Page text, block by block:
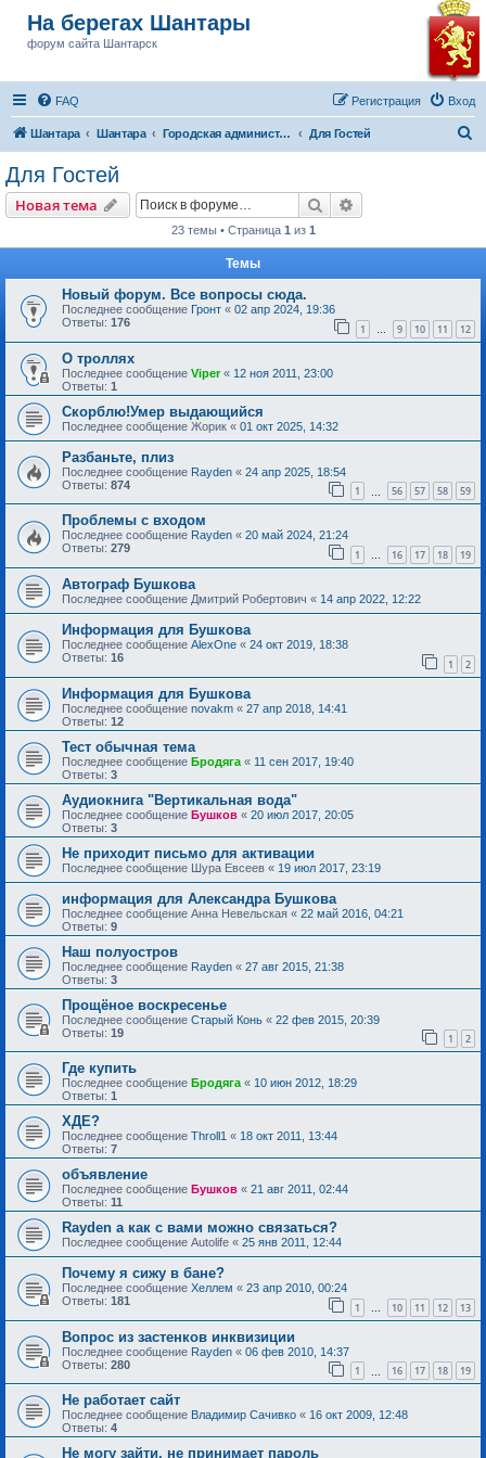
На берегах Шантары
форум сайта Шантарск
FAQ Вход
Регистрация
Шантара Шантара Городская администрация Шантарска Для Гостей
Для Гостей
Новая тема Поиск
23 темы • Страница 1 из 1
Темы
Новый форум. Все вопросы сюда.
Последнее сообщение Гронт « 02 апр 2024, 19:36
Ответы: 176 1 … 9 10 11 12
О троллях
Последнее сообщение Viper« 12 ноя 2011, 23:00
Ответы: 1
Скорблю!Умер выдающийся
Последнее сообщение Жорик « 01 окт 2025, 14:32
Разбаньте, плиз
Последнее сообщение Rayden « 24 апр 2025, 18:54
Ответы: 874 1 56 57 58 59
Проблемы с входом
Последнее сообщение Rayden « 20 май 2024, 21:24
Ответы: 279 1 … 16 17 18 19
Автограф Бушкова
Последнее сообщение Дмитрий Робертович « 14 апр 2022, 12:22
Информация для Бушкова
Последнее сообщение AlexOne « 24 окт 2019, 18:38
Ответы: 16 1 2
Информация для Бушкова
Последнее сообщение novakm « 27 апр 2018, 14:41
Ответы: 12
Тест обычная тема
Последнее сообщение Бродяга « 11 сен 2017, 19:40
Ответы: 3
Аудиокнига "Вертикальная вода"
Последнее сообщение Бушков « 20 июл 2017, 20:05
Ответы: 3
Не приходит письмо для активации
Последнее сообщение Шура Евсеев « 19 июл 2017, 23:19
информация для Александра Бушкова
Последнее сообщение Анна Невельская « 22 май 2016, 04:21
Ответы: 9
Наш полуостров
Последнее сообщение Rayden « 27 авг 2015, 21:38
Ответы: 3
Прощёное воскресенье
Последнее сообщение Старый Конь « 22 фев 2015, 20:39
Ответы: 19 1 2
Где купить
Последнее сообщение Бродяга « 10 июн 2012, 18:29
Ответы: 1
ХДЕ?
Последнее сообщение Throll1 « 18 окт 2011, 13:44
Ответы: 7
объявление
Последнее сообщение Бушков « 21 авг 2011, 02:44
Ответы: 11
Rayden а как с вами можно связаться?
Последнее сообщение Autolife « 25 янв 2011, 12:44
Почему я сижу в бане?
Последнее сообщение Хеллем « 23 апр 2010, 00:24
Ответы: 181 1 … 10 11 12 13
Вопрос из застенков инквизиции
Последнее сообщение Rayden « 06 фев 2010, 14:37
Ответы: 280 1 16 17 18 19
Не работает сайт
Последнее сообщение Владимир Сачивко « 16 окт 2009, 12:48
Ответы: 4
Не могу зайти, не принимает пароль